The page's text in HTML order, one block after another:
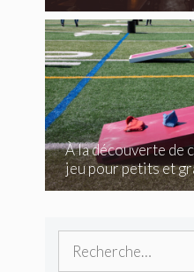
À la découverte de
jeu pour petits et
Rechercher :